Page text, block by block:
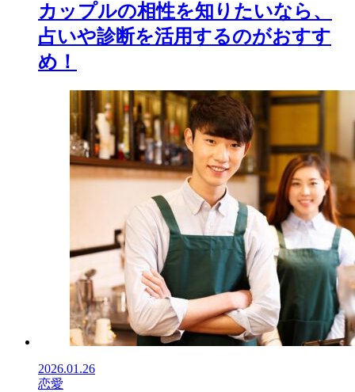
カップルの相性を知りたいなら、
占いや診断を活用するのがおすす
め！
2026.01.26
恋愛